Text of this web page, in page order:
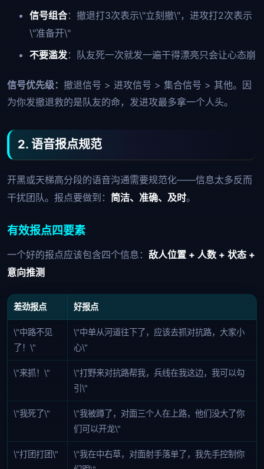
信号组合：撤退打3次表示\"立刻撤\"，进攻打2次表示
\"准备开\"
不要滥发：队友死一次就发一遍干得漂亮只会让心态崩
信号优先级： 撤退信号 > 进攻信号 > 集合信号 > 其他。因
为你发撤退救的是队友的命，发进攻最多拿一个人头。
2. 语音报点规范
开黑或天梯高分段的语音沟通需要规范化——信息太多反而
干扰团队。报点要做到： 简洁、准确、及时。
有效报点四要素
一个好的报点应该包含四个信息： 敌人位置 + 人数 + 状态 +
意向推测
差劲报点 好报点
\"中路不见
了！\"
\"中单从河道往下了，应该去抓对抗路，大家小
心\"
\"来抓！\"
\"打野来对抗路帮我，兵线在我这边，我可以勾
引\"
\"我死了\"
\"我被蹲了，对面三个人在上路，他们没大了你
们可以开龙\"
\"打团打团\"
\"我在中右草，对面射手落单了，我先手控制你